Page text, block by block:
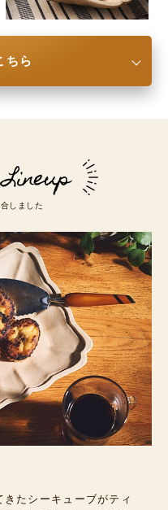
ちら
しました
たシーキューブがティ